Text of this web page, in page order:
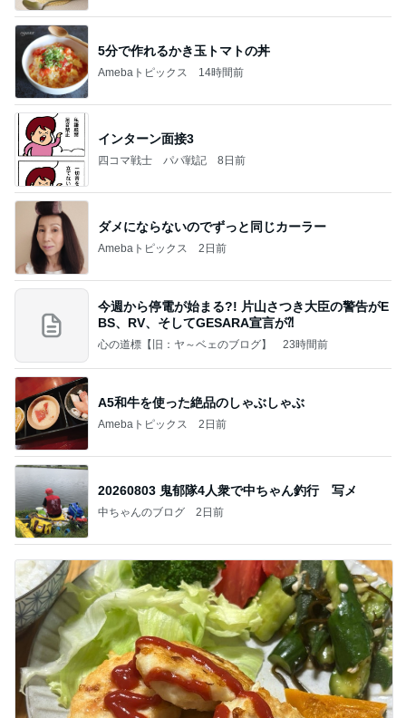
5分で作れるかき玉トマトの丼
Amebaトピックス 14時間前
インターン面接3
四コマ戦士 パパ戦記 8日前
ダメにならないのでずっと同じカーラー
Amebaトピックス 2日前
今週から停電が始まる?! 片山さつき大臣の警告がE
BS、RV、そしてGESARA宣言が⁈
心の道標【旧：ヤ～ベェのブログ】 23時間前
A5和牛を使った絶品のしゃぶしゃぶ
Amebaトピックス 2日前
20260803 鬼郁隊4人衆で中ちゃん釣行 写メ
中ちゃんのブログ 2日前